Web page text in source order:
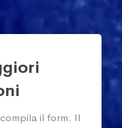
il form. Il